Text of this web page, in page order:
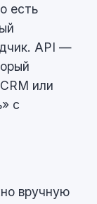
есть
API —
или
с
вручную